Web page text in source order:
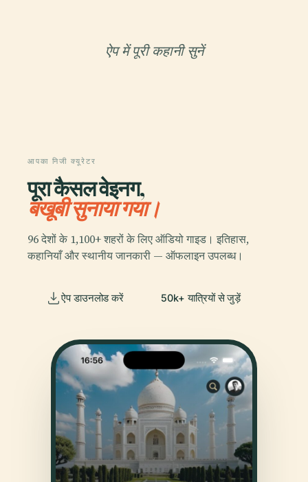
ऐप में पूरी कहानी सुनें
आपका निजी क्यूरेटर
पूरा कैसल वेइनग,
बखूबी सुनाया गया।
96 देशों के 1,100+ शहरों के लिए ऑडियो गाइड। इतिहास,
कहानियाँ और स्थानीय जानकारी — ऑफलाइन उपलब्ध।
ऐप डाउनलोड करें 50k+ यात्रियों से जुड़ें